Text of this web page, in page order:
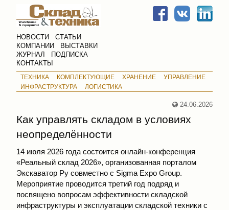
НОВОСТИ
СТАТЬИ
КОМПАНИИ
ВЫСТАВКИ
ЖУРНАЛ
ПОДПИСКА
КОНТАКТЫ
ТЕХНИКА КОМПЛЕКТУЮЩИЕ ХРАНЕНИЕ
УПРАВЛЕНИЕ
ИНФРАСТРУКТУРА
ЛОГИСТИКА
24.06.2026
Как управлять складом в условиях
неопределённости
14 июля 2026 года состоится онлайн-конференция
«Реальный склад 2026», организованная порталом
Экскаватор Ру совместно с Sigma Expo Group.
Мероприятие проводится третий год подряд и
посвящено вопросам эффективности складской
инфраструктуры и эксплуатации складской техники с